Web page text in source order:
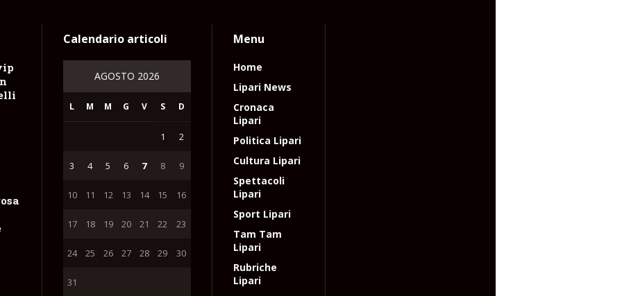
Calendario articoli
AGOSTO 2026
L M M G V S D
1 2
3 4 5 6 7 8 9
10 11 12 13 14 15 16
17 18 19 20 21 22 23
24 25 26 27 28 29 30
31
Menu
Home
Lipari News
Cronaca
Lipari
Politica Lipari
Cultura Lipari
Spettacoli
Lipari
Sport Lipari
Tam Tam
Lipari
Rubriche
Lipari